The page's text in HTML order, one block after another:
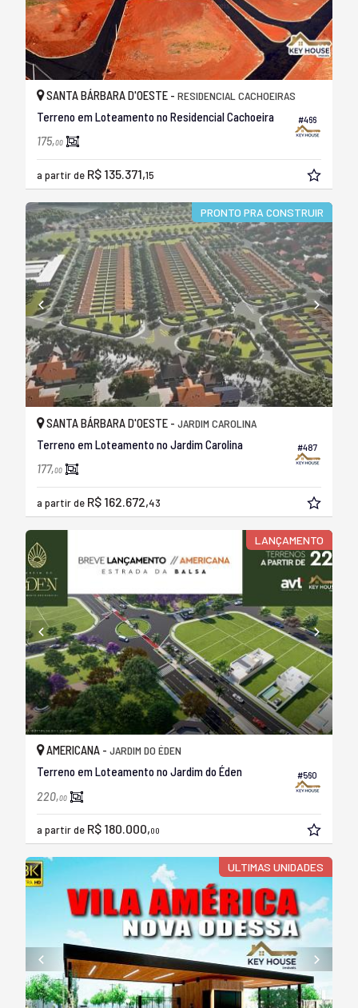
#466
SANTA BÁRBARA D'OESTE - RESIDENCIAL CACHOEIRAS
Terreno em Loteamento no Residencial Cachoeira
175,00
a partir de R$ 135.371,15
PRONTO PRA CONSTRUIR
#487
SANTA BÁRBARA D'OESTE - JARDIM CAROLINA
Terreno em Loteamento no Jardim Carolina
177,00
a partir de R$ 162.672,43
LANÇAMENTO
#560
AMERICANA - JARDIM DO ÉDEN
Terreno em Loteamento no Jardim do Éden
220,00
a partir de R$ 180.000,00
ULTIMAS UNIDADES